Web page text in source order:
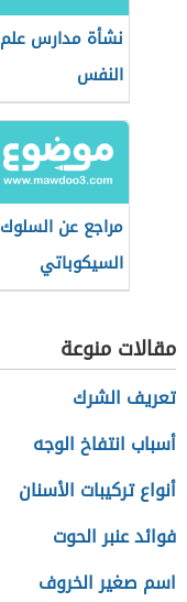
نشأة مدارس علم
النفس
مراجع عن السلوك
السيكوباتي
مقالات منوعة
تعريف الشرك
أسباب انتفاخ الوجه
أنواع تركيبات الأسنان
فوائد عنبر الحوت
اسم صغير الخروف